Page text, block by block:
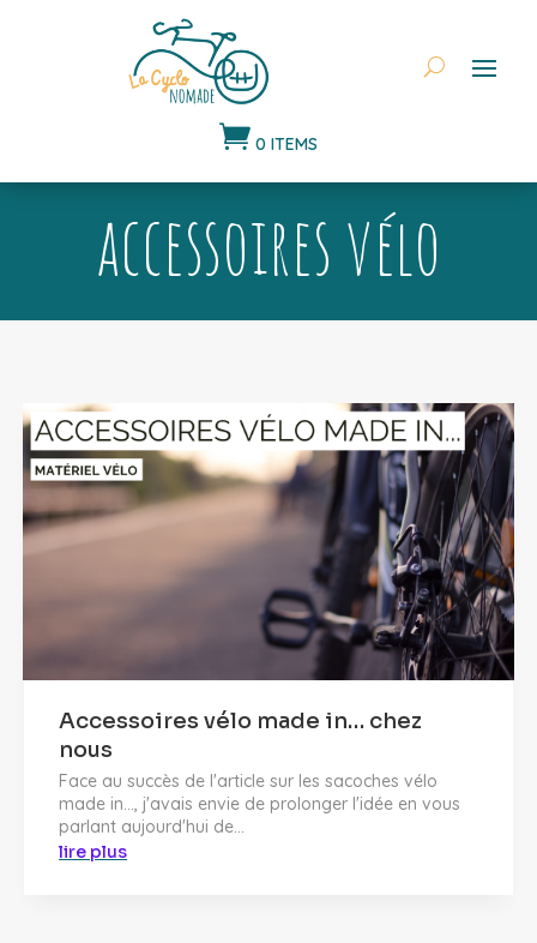
 0 ITEMS
accessoires vélo
Accessoires vélo made in… chez
nous
Face au succès de l'article sur les sacoches vélo
made in..., j'avais envie de prolonger l'idée en vous
parlant aujourd'hui de...
lire plus